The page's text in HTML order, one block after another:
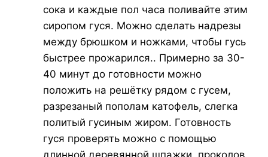
сока и каждые пол часа поливайте этим
сиропом гуся. Можно сделать надрезы
между брюшком и ножками, чтобы гусь
быстрее прожарился.. Примерно за 30-
40 минут до готовности можно
положить на решётку рядом с гусем,
разрезаный пополам катофель, слегка
политый гусиным жиром. Готовность
гуся проверять можно с помощью
длинной деревянной шпажки, проколов